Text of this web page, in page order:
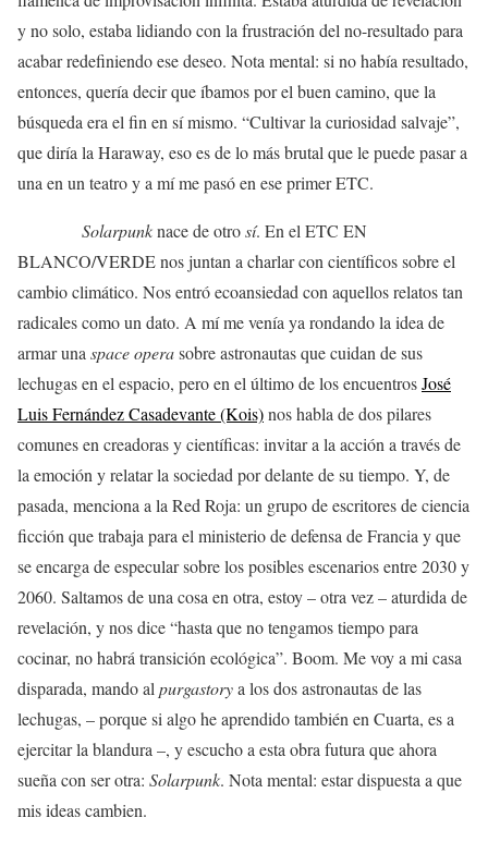
y no solo, estaba lidiando con la frustración del no-resultado para
acabar redefiniendo ese deseo. Nota mental: si no había resultado,
entonces, quería decir que íbamos por el buen camino, que la
búsqueda era el fin en sí mismo. “Cultivar la curiosidad salvaje”,
que diría la Haraway, eso es de lo más brutal que le puede pasar a
una en un teatro y a mí me pasó en ese primer ETC.
Solarpunknace de otrosí. En el ETC EN
BLANCO/VERDE nos juntan a charlar con científicos sobre el
cambio climático. Nos entró ecoansiedad con aquellos relatos tan
radicales como un dato. A mí me venía ya rondando la idea de
armar unaspace operasobre astronautas que cuidan de sus
lechugas en el espacio, pero en el último de los encuentrosJosé
Luis Fernández Casadevante (Kois)nos habla de dos pilares
comunes en creadoras y científicas: invitar a la acción a través de
la emoción y relatar la sociedad por delante de su tiempo. Y, de
pasada, menciona a la Red Roja: un grupo de escritores de ciencia
ficción que trabaja para el ministerio de defensa de Francia y que
se encarga de especular sobre los posibles escenarios entre 2030 y
2060. Saltamos de una cosa en otra, estoy – otra vez – aturdida de
revelación, y nos dice “hasta que no tengamos tiempo para
cocinar, no habrá transición ecológica”. Boom. Me voy a mi casa
disparada, mando alpurgastorya los dos astronautas de las
lechugas, – porque si algo he aprendido también en Cuarta, es a
ejercitar la blandura –, y escucho a esta obra futura que ahora
sueña con ser otra: Solarpunk. Nota mental: estar dispuesta a que
mis ideas cambien.